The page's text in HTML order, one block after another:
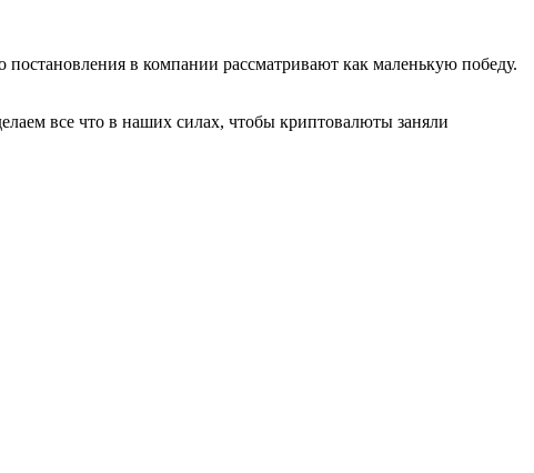
постановления в компании рассматривают как маленькую победу.
все что в наших силах, чтобы криптовалюты заняли